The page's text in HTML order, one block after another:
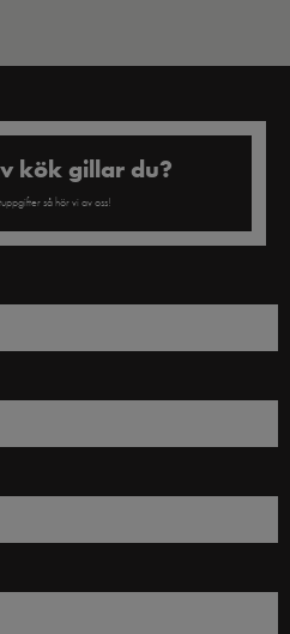
kök gillar du?
så hör vi av oss!